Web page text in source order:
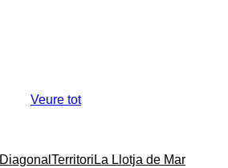
Veure tot
Diagonal TerritoriLa Llotja de Mar